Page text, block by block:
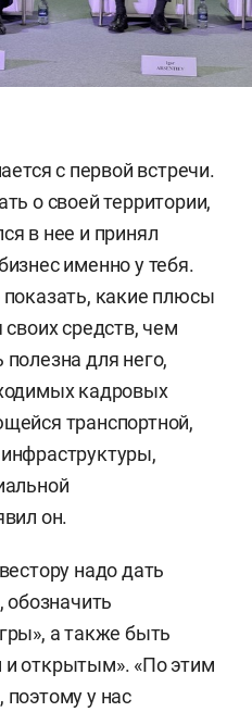
с первой встречи.
о своей территории,
в нее и принял
именно у тебя.
какие плюсы
средств, чем
для него,
кадровых
транспортной,
он.
надо дать
обозначить
а также быть
открытым». «По этим
у нас